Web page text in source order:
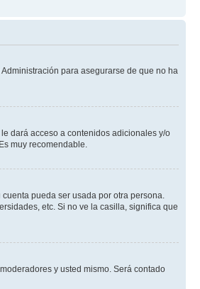
para asegurarse de que no ha
dará acceso a contenidos adicionales y/o
muy recomendable.
pueda ser usada por otra persona.
etc. Si no ve la casilla, significa que
y usted mismo. Será contado